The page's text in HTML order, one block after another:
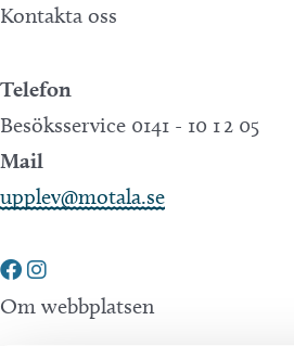
Kontakta oss
Telefon
Besöksservice 0141 - 10 1 2 05
Mail
upplev@motala.se
Om webbplatsen